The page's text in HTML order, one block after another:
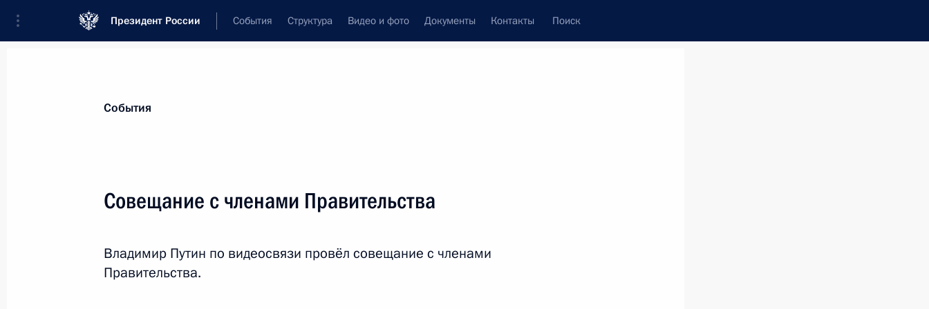
Президент России События Структура Видео и фото Документы Контакты Поиск
Лента событий Подписаться на ленту
События
Совещание с членами Правительства
Владимир Путин по видеосвязи провёл совещание с членами
Правительства.